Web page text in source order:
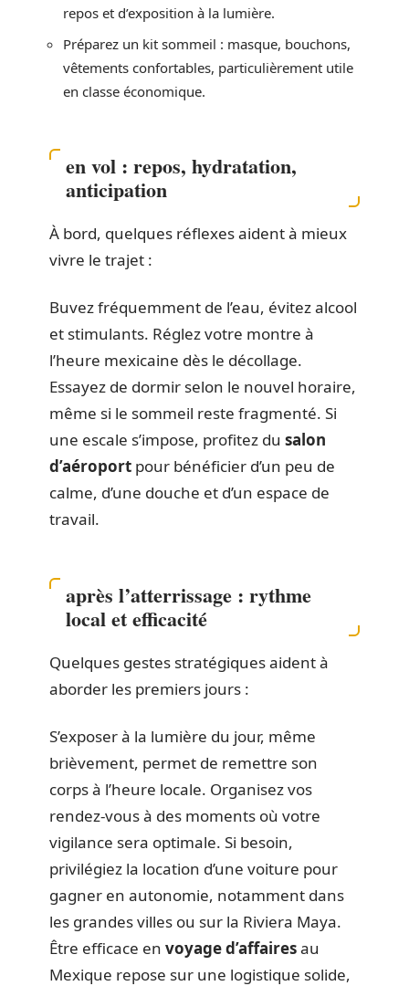
repos et d’exposition à la lumière.
Préparez un kit sommeil : masque, bouchons,
vêtements confortables, particulièrement utile
en classe économique.
en vol : repos, hydratation,
anticipation
À bord, quelques réflexes aident à mieux
vivre le trajet :
Buvez fréquemment de l’eau, évitez alcool
et stimulants. Réglez votre montre à
l’heure mexicaine dès le décollage.
Essayez de dormir selon le nouvel horaire,
même si le sommeil reste fragmenté. Si
une escale s’impose, profitez du salon
d’aéroport pour bénéficier d’un peu de
calme, d’une douche et d’un espace de
travail.
après l’atterrissage : rythme
local et efficacité
Quelques gestes stratégiques aident à
aborder les premiers jours :
S’exposer à la lumière du jour, même
brièvement, permet de remettre son
corps à l’heure locale. Organisez vos
rendez-vous à des moments où votre
vigilance sera optimale. Si besoin,
privilégiez la location d’une voiture pour
gagner en autonomie, notamment dans
les grandes villes ou sur la Riviera Maya.
Être efficace en voyage d’affairesau
Mexique repose sur une logistique solide,